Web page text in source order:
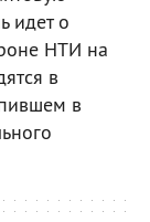
идет о
НТИ на
в
в